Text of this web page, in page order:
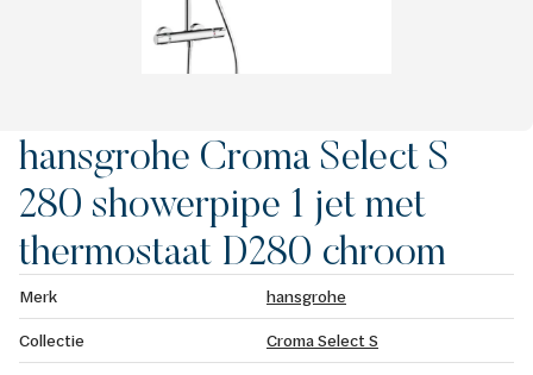
hansgrohe Croma Select S
280 showerpipe 1 jet met
thermostaat D280 chroom
Merk
hansgrohe
Collectie
Croma Select S